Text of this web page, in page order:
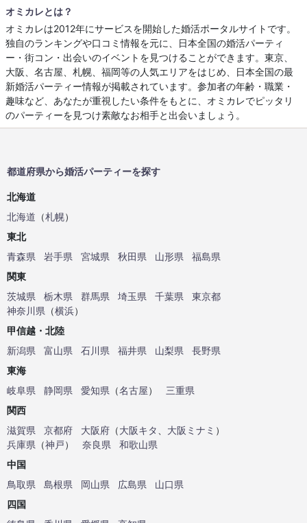
オミカレとは？
オミカレは2012年にサービスを開始した婚活ポータルサイトです。
独自のランキングや口コミ情報を元に、日本全国の婚活パーティ
ー・街コン・出会いのイベントを見つけることができます。東京、
大阪、名古屋、札幌、福岡等の人気エリアをはじめ、日本全国の最
新婚活パーティー情報が掲載されています。参加者の年齢・職業・
趣味など、あなたが重視したい条件をもとに、オミカレでピッタリ
のパーティーを見つけ素敵なお相手と出会いましょう。
都道府県から婚活パーティーを探す
北海道
北海道 （札幌）
東北
青森県
岩手県 宮城県 秋田県 山形県
福島県
関東
茨城県
栃木県 群馬県 埼玉県 千葉県
東京都
神奈川県 （横浜）
甲信越・北陸
新潟県
富山県 石川県 福井県 山梨県
長野県
東海
岐阜県
静岡県 愛知県 （名古屋）
三重県
関西
滋賀県
京都府 大阪府 （大阪キタ 大阪ミナミ ）
兵庫県 （神戸） 奈良県
和歌山県
中国
鳥取県
島根県 岡山県 広島県
山口県
四国